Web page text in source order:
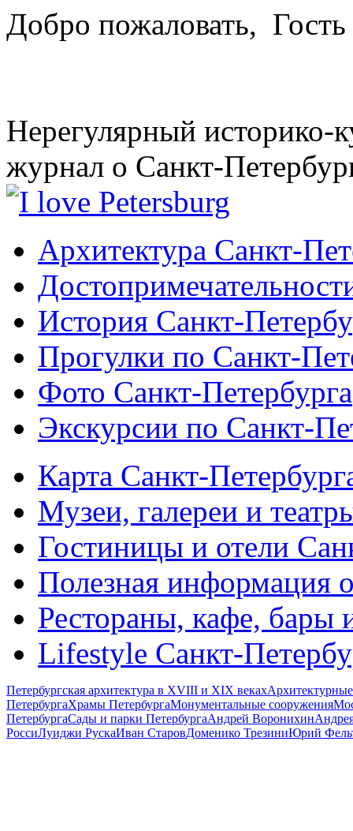
Добро пожаловать, Гость
Нерегулярный историко-
журнал о Санкт-
Архитектура Санкт-
История Санкт-
Прогулки по Санкт-
Фото Санкт-Петербурга
Экскурсии по Санкт-
Карта Санкт-
Музеи, галереи и
Гостиницы и отели
Полезная информация
Рестораны, кафе, бары
Lifestyle Санкт-
Петербургская архитектура в XVIII и XIX веках
ПетербургаХрамы ПетербургаМонументальные сооружения
ПетербургаСады и парки ПетербургаАндрей Воронихин
РоссиЛуиджи РускаИван СтаровДоменико ТрезиниЮрий